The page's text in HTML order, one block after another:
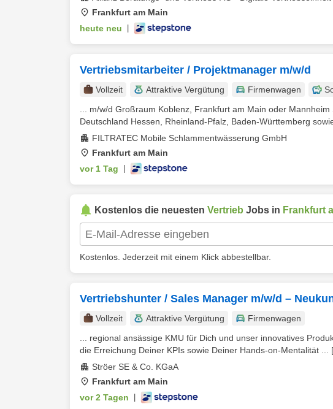
Frankfurt am Main
heute neu
Vertriebsmitarbeiter / Projektmanager m/w/d
Vollzeit Attraktive Vergütung Firmenwagen
... m/w/d Großraum Koblenz, Frankfurt am Main oder
Deutschland Hessen, Rheinland-Pfalz, Baden-Württemberg sowie
FILTRATEC Mobile Schlammentwässerung GmbH
Frankfurt am Main
vor 1 Tag
Kostenlos die neuesten Vertrieb Jobs in Frankfurt
Kostenlos. Jederzeit mit einem Klick abbestellbar.
Vertriebshunter / Sales Manager m/w/d –
Vollzeit Attraktive Vergütung
Firmenwagen
... regional ansässige KMU für Dich und unser innovatives
die Erreichung Deiner KPIs sowie Deiner Hands-on-Mentalität ...
[
Ströer SE & Co. KGaA
Frankfurt am Main
vor 2 Tagen